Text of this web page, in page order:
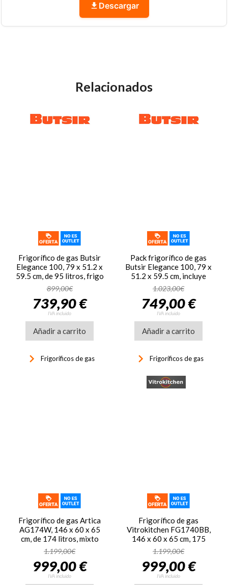
Descargar
Relacionados
Frigorífico de gas Butsir
Elegance 100, 79 x 51.2 x
59.5 cm, de 95 litros, frigo
mixto gas y eléctrico,
Butano y
Propano, frigorífico con
congelador, 1 puerta, ref.
FREL0100, de color
blanco
899,00€
739,90 €
IVA incluido
Añadir a carrito
keyboard_arrow_right Frigoríficos de gas
Pack frigorífico de gas
Butsir Elegance 100, 79 x
51.2 x 59.5 cm, incluye
botella gas butano 2.8 kg
llena + kit regulador azul
1.023,00€
749,00 €
IVA incluido
Añadir a carrito
keyboard_arrow_right Frigoríficos de gas
Frigorífico de gas Artica
AG174W, 146 x 60 x 65
cm, de 174 litros, mixto
gas butano, propano y
eléctrico, frigorífico de 2
puertas, de color blanco
1.199,00€
999,00 €
IVA incluido
Frigorífico de gas
Vitrokitchen FG1740BB,
146 x 60 x 65 cm, 175
litros, frigo mixto gas
butano/propano,
frigorífico de 2 puertas,
blanco
1.199,00€
999,00 €
IVA incluido